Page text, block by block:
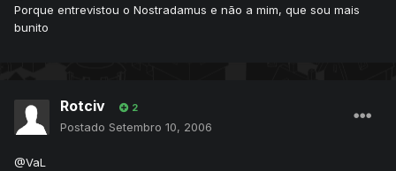
Porque entrevistou o Nostradamus e não a mim, que sou mais
bunito
Rotciv 2
Postado Setembro 10, 2006
@VaL